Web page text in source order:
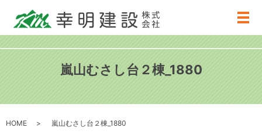
メ
嵐山むさし台２棟_1880
HOME 嵐山むさし台２棟_1880